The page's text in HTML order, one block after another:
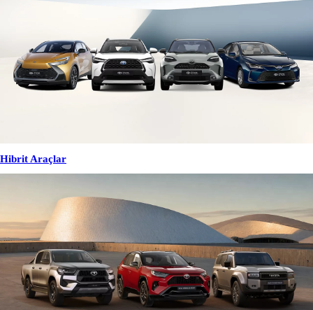
Hibrit Araçlar